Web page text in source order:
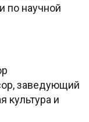
по научной
заведующий
культура и